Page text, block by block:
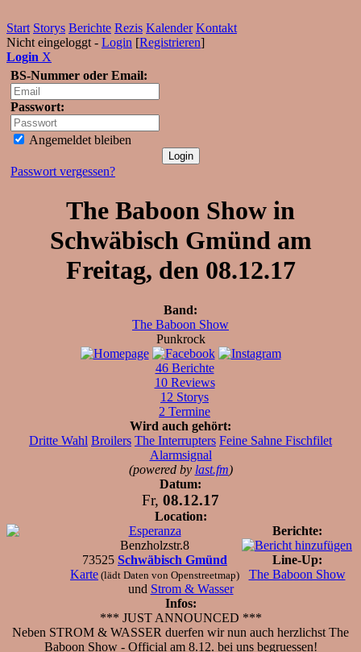
Start Storys Berichte Rezis Kalender Kontakt
Nicht eingeloggt - Login [Registrieren]
Login X
BS-Nummer oder Email:
Passwort:
Angemeldet bleiben
Passwort vergessen?
The Baboon Show in
Schwäbisch Gmünd am
Freitag, den 08.12.17
Band:
The Baboon Show
Punkrock
46 Berichte
10 Reviews
12 Storys
2 Termine
Wird auch gehört:
Dritte Wahl Broilers The Interrupters Feine Sahne Fischfilet
Alarmsignal
(powered by last.fm)
Datum:
Fr, 08.12.17
Location:
Esperanza
Benzholzstr.8
73525 Schwäbisch Gmünd
Karte (lädt Daten von Openstreetmap)
Berichte:
Line-Up:
The Baboon Show
und Strom & Wasser
Infos:
*** JUST ANNOUNCED ***
Neben STROM & WASSER duerfen wir nun auch herzlichst The
Baboon Show - Official am 8.12. bei uns begruessen!